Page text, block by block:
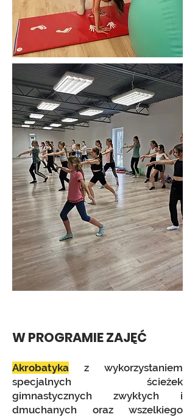
W PROGRAMIE ZAJĘĆ
Akrobatyka z wykorzystaniem
specjalnych ścieżek
gimnastycznych zwykłych i
dmuchanych oraz wszelkiego